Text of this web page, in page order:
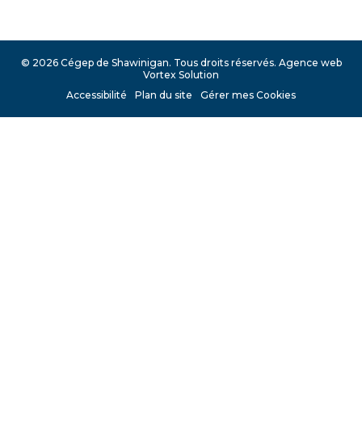
© 2026 Cégep de Shawinigan. Tous droits réservés. Agence web
Vortex Solution
Accessibilité
Plan du site Gérer mes Cookies